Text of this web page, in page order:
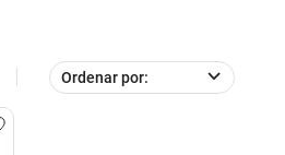
Ordenar por